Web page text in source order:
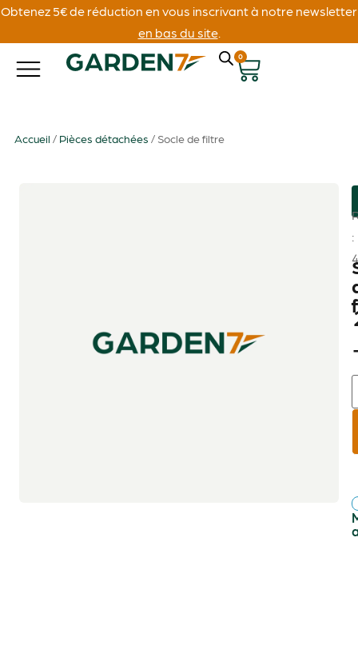
Obtenez 5€ de réduction en vous inscrivant à notre newsletter
en bas du site.
0
Accueil / Pièces détachées / Socle de filtre
: